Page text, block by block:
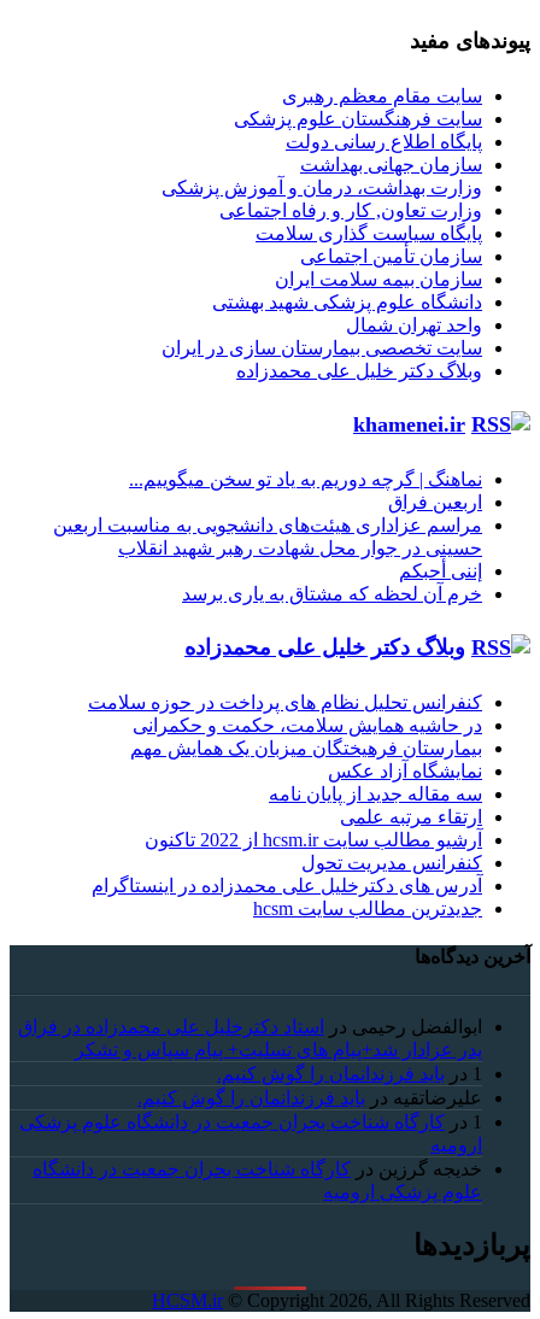
پیوندهای مفید
سایت مقام معظم رهبری
سایت فرهنگستان علوم پزشکی
پایگاه اطلاع رسانی دولت
سازمان جهانی بهداشت
وزارت بهداشت، درمان و آموزش پزشکی
وزارت تعاون, کار و رفاه اجتماعی
پایگاه سیاست گذاری سلامت
سازمان تأمین اجتماعی
سازمان بیمه سلامت ایران
دانشگاه علوم پزشکی شهید بهشتی
واحد تهران شمال
سایت تخصصی بیمارستان سازی در ایران
وبلاگ دکتر خلیل علی محمدزاده
khamenei.ir
نماهنگ |‌ گرچه دوریم به یاد تو سخن میگوییم...
اربعین فراق
مراسم عزاداری هیئت‌های دانشجویی به مناسبت اربعین
حسینی در جوار محل شهادت رهبر شهید انقلاب
إننی أحبکم
خرم آن لحظه که مشتاق به یاری برسد
وبلاگ دکتر خلیل علی محمدزاده
کنفرانس تحلیل نظام های پرداخت در حوزه سلامت
در حاشیه همایش سلامت، حکمت و حکمرانی
بیمارستان فرهیختگان میزبان یک همایش مهم
نمایشگاه آزاد عکس
سه مقاله جدید از پایان نامه
ارتقاء مرتبه علمی
آرشیو مطالب سایت hcsm.ir از 2022 تاکنون
کنفرانس مدیریت تحول
آدرس های دکترخلیل علی محمدزاده در اینستاگرام
جدیدترین مطالب سایت hcsm
آخرین دیدگاه‌ها
ابوالفضل رحیمی در
استاد دکترخلیل علی محمدزاده در فراق
پدر عزادار شد+پیام های تسلیت+ پیام سپاس و تشکر
1 در باید فرزندانمان را گوش کنیم.
علیرضاتقیه در باید فرزندانمان را گوش کنیم.
1 در کارگاه شناخت بحران جمعیت در دانشگاه علوم پزشکی
ارومیه
خديجه گرزین در کارگاه شناخت بحران جمعیت در دانشگاه
علوم پزشکی ارومیه
پربازدیدها
HCSM.ir© Copyright 2026, All Rights Reserved